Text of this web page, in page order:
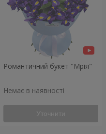
Романтичний букет "Мрія"
Немає в наявності
Уточнити